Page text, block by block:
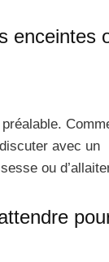
enceintes
avec un
ou